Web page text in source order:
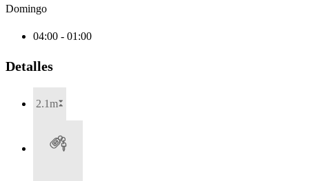
Domingo
04:00 - 01:00
Detalles
2.1m